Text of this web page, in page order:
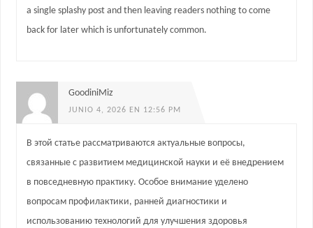
a single splashy post and then leaving readers nothing to come
back for later which is unfortunately common.
GoodiniMiz
JUNIO 4, 2026 EN 12:56 PM
В этой статье рассматриваются актуальные вопросы,
связанные с развитием медицинской науки и её внедрением
в повседневную практику. Особое внимание уделено
вопросам профилактики, ранней диагностики и
использованию технологий для улучшения здоровья